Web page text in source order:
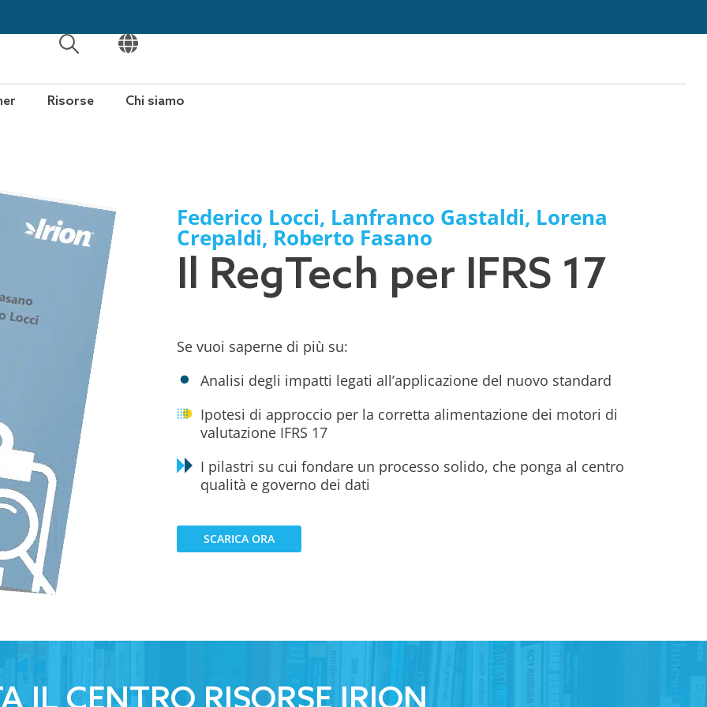
APRI APRI
Risorse Chi siamo
Federico Locci, Lanfranco Gastaldi, Lorena
Crepaldi, Roberto Fasano
Il RegTech per IFRS 17
Se vuoi saperne di più su:
Analisi degli impatti legati all’applicazione del nuovo standard
Ipotesi di approccio per la corretta alimentazione dei motori di
valutazione IFRS 17
I pilastri su cui fondare un processo solido, che ponga al centro
qualità e governo dei dati
SCARICA ORA